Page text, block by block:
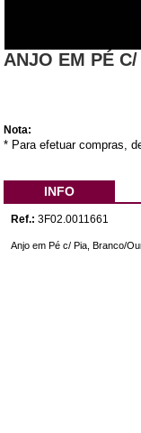
ANJO EM PÉ
Nota:
* Para efetuar compras,
INFO
Ref.: 3F02.0011661
Anjo em Pé c/ Pia, Branco/